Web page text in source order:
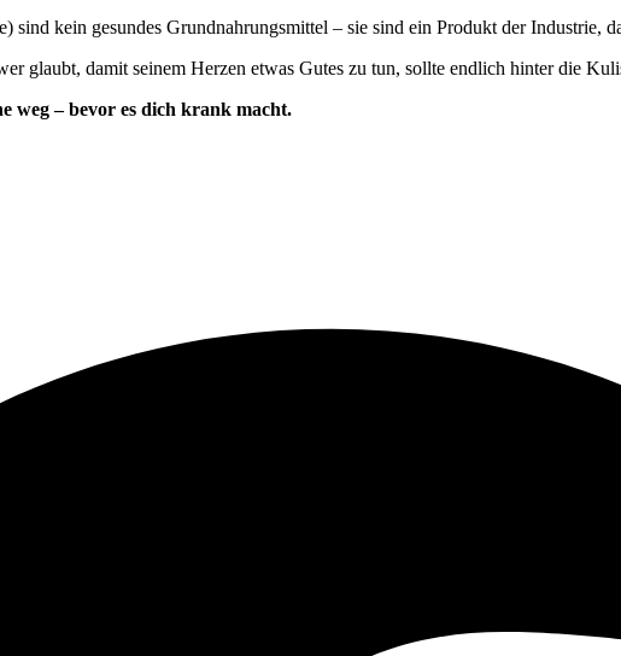
sind kein gesundes Grundnahrungsmittel – sie sind ein Produkt der Industrie,
glaubt, damit seinem Herzen etwas Gutes zu tun, sollte endlich hinter die
weg – bevor es dich krank macht.